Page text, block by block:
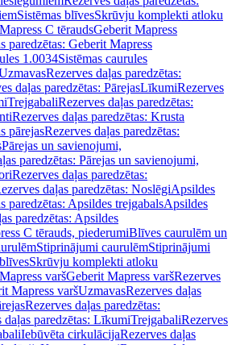
Sistēmas blīvesSkrūvju komplekti atloku
C tēraudsGeberit Mapress
paredzētas: Geberit Mapress
1.0034Sistēmas caurules
Rezerves daļas paredzētas:
daļas paredzētas: PārejasLīkumiRezerves
TrejgabaliRezerves daļas paredzētas:
Rezerves daļas paredzētas: Krusta
pārejasRezerves daļas paredzētas:
Pārejas un savienojumi,
paredzētas: Pārejas un savienojumi,
Rezerves daļas paredzētas:
daļas paredzētas: NoslēgiApsildes
paredzētas: Apsildes trejgabalsApsildes
paredzētas: Apsildes
C tērauds, piederumiBlīves caurulēm un
Stiprinājumi caurulēmStiprinājumi
Skrūvju komplekti atloku
varšGeberit Mapress varšRezerves
Mapress varšUzmavasRezerves daļas
Rezerves daļas paredzētas:
daļas paredzētas: LīkumiTrejgabaliRezerves
Iebūvēta cirkulācijaRezerves daļas